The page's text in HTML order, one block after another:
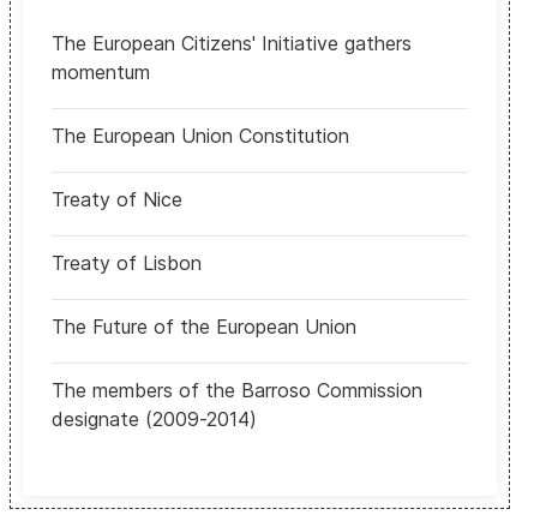
The European Citizens' Initiative gathers
momentum
The European Union Constitution
Treaty of Nice
Treaty of Lisbon
The Future of the European Union
The members of the Barroso Commission
designate (2009-2014)